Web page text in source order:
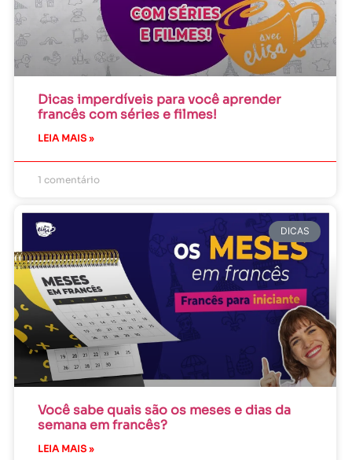
Dicas imperdíveis para você aprender
francês com séries e filmes!
LEIA MAIS »
1 comentário
DICAS
Você sabe quais são os meses e dias da
semana em francês?
LEIA MAIS »